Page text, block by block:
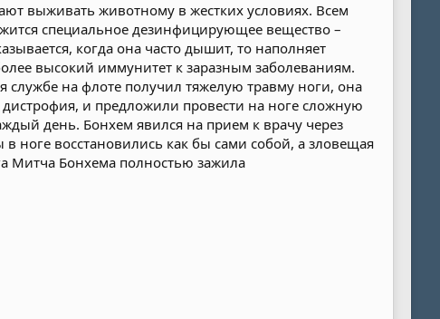
выживать животному в жестких условиях. Всем
специальное дезинфицирующее вещество –
когда она часто дышит, то наполняет
высокий иммунитет к заразным заболеваниям.
на флоте получил тяжелую травму ноги, она
и предложили провести на ноге сложную
день. Бонхем явился на прием к врачу через
ноге восстановились как бы сами собой, а зловещая
Митча Бонхема полностью зажила